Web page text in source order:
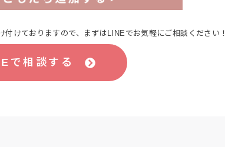
けておりますので、まずはLINEでお気軽にご相談ください！
で相談する